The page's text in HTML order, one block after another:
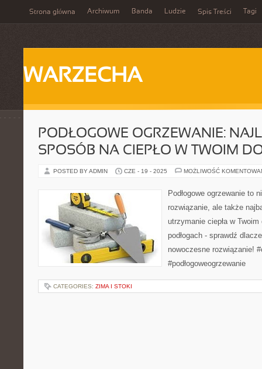
Strona główna Archiwum Banda Ludzie Spis Treści Tagi
WARZECHA
PODŁOGOWE OGRZEWANIE:
SPOSÓB NA CIEPŁO W TWOIM
POSTED BY ADMIN CZE - 19 - 2025 MOŻLIWOŚĆ
Podłogowe ogrzewanie to
rozwiązanie, ale także
utrzymanie ciepła w
podłogach - sprawdź
nowoczesne rozwiązanie!
#podłogoweogrzewanie
CATEGORIES: ZIMA I STOKI